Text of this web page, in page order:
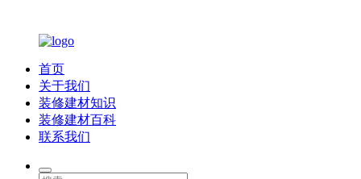
首页
关于我们
装修建材知识
装修建材百科
联系我们